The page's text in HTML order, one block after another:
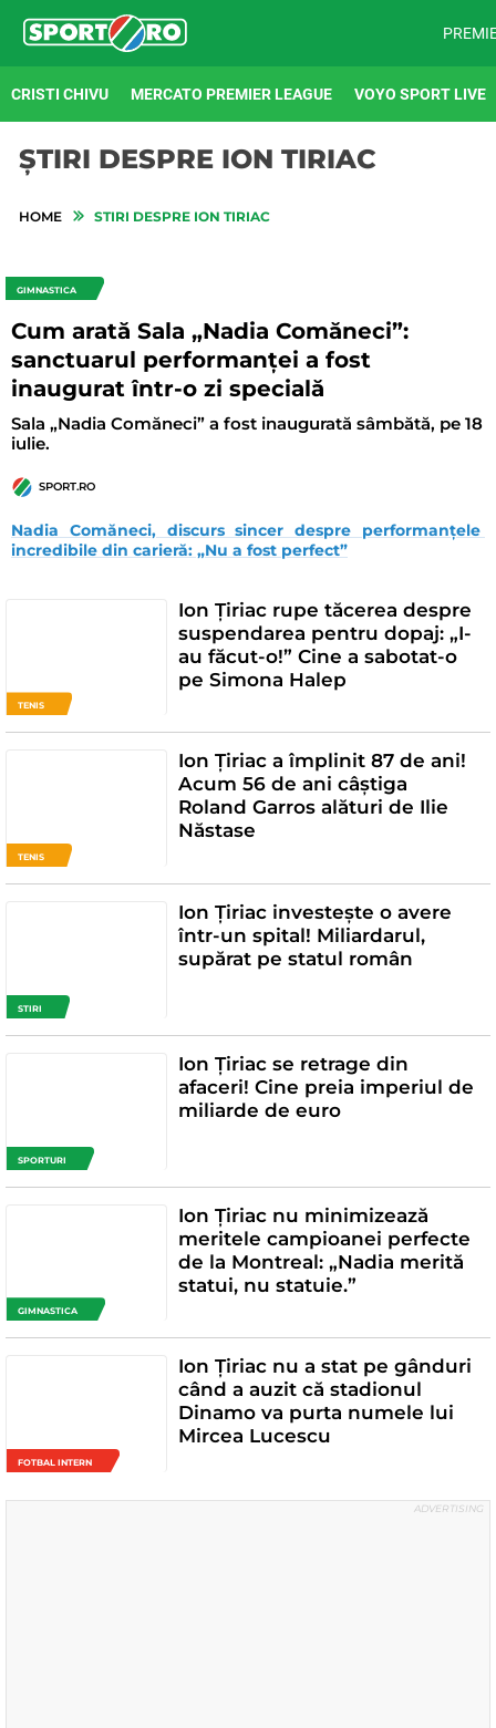
CRISTI CHIVU MERCATO PREMIER LEAGUE VOYO SPORT LIVE
ȘTIRI DESPRE ION TIRIAC
HOME STIRI DESPRE ION TIRIAC
GIMNASTICA
Cum arată Sala „Nadia Comăneci”:
sanctuarul performanței a fost
inaugurat într-o zi specială
Sala „Nadia Comăneci” a fost inaugurată sâmbătă, pe 18
iulie.
SPORT.RO
Nadia Comăneci, discurs sincer despre performanțele
incredibile din carieră: „Nu a fost perfect”
TENIS
Ion Țiriac rupe tăcerea despre
suspendarea pentru dopaj: „I-
au făcut-o!” Cine a sabotat-o
pe Simona Halep
TENIS
Ion Țiriac a împlinit 87 de ani!
Acum 56 de ani câștiga
Roland Garros alături de Ilie
Năstase
STIRI
Ion Țiriac investește o avere
într-un spital! Miliardarul,
supărat pe statul român
SPORTURI
Ion Țiriac se retrage din
afaceri! Cine preia imperiul de
miliarde de euro
GIMNASTICA
Ion Țiriac nu minimizează
meritele campioanei perfecte
de la Montreal: „Nadia merită
statui, nu statuie.”
FOTBAL INTERN
Ion Țiriac nu a stat pe gânduri
când a auzit că stadionul
Dinamo va purta numele lui
Mircea Lucescu